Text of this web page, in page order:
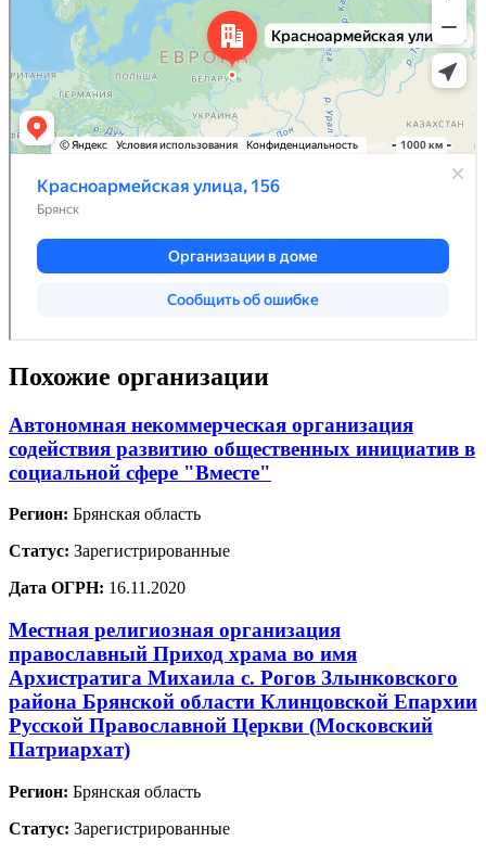
Похожие организации
Автономная некоммерческая организация
содействия развитию общественных инициатив в
социальной сфере "Вместе"
Регион: Брянская область
Статус: Зарегистрированные
Дата ОГРН: 16.11.2020
Местная религиозная организация
православный Приход храма во имя
Архистратига Михаила с. Рогов Злынковского
района Брянской области Клинцовской Епархии
Русской Православной Церкви (Московский
Патриархат)
Регион: Брянская область
Статус: Зарегистрированные